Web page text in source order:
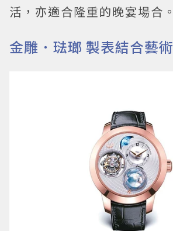
活，亦適合隆重的晚宴場合。
金雕．琺瑯 製表結合藝術